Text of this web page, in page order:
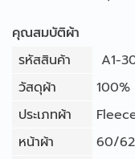
คุณสมบัติผ้า
รหัสสินค้า
A1-
วัสดุผ้า
ประเภทผ้า
หน้าผ้า
60/62